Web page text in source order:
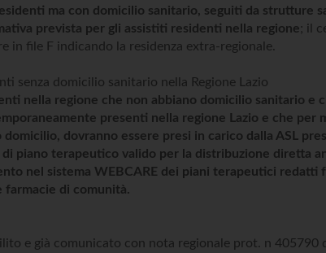
ma con domicilio sanitario, seguiti da strutture
prevista per gli assistiti residenti nella regione; il
in file F indicando la residenza extra-regionale.
senza domicilio sanitario nella Regione Lazio
nella regione che non abbiano domicilio sanitario e
presenti nella regione Lazio e che per
dovranno essere presi in carico dalla ASL
piano terapeutico valido per la distribuzione diretta
nel sistema WEBCARE dei piani terapeutici redatti
farmacie di comunità.
e già comunicato con nota regionale prot. n 405790